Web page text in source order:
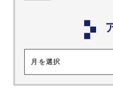
月を選択